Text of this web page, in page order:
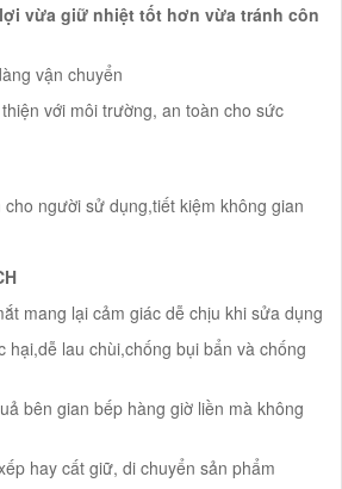
vừa giữ nhiệt tốt hơn vừa tránh côn
vận chuyển
với môi trường, an toàn cho sức
người sử dụng,tiết kiệm không gian
mang lại cảm giác dễ chịu khi sửa dụng
hại,dễ lau chùi,chống bụi bẩn và chống
bên gian bếp hàng giờ liền mà không
hay cất giữ, di chuyển sản phẩm